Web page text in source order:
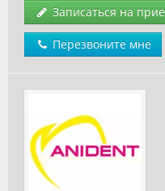
Записаться на
Перезвоните мне